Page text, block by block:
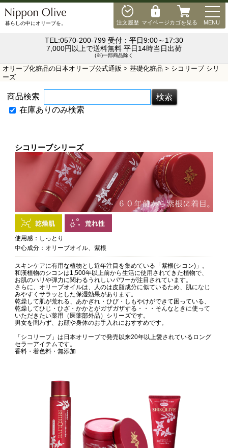
注文履歴 マイページカゴを見る MENU
暮らしの中にオリーブを。
TEL:0570-200-799 受付：平日9:00～17:30
7,000円以上で送料無料 平日14時当日出荷
(※)一部商品除く
オリーブ化粧品の日本オリーブ公式通販 > 基礎化粧品 > シコリーブ シリ
ーズ
商品検索
在庫ありのみ検索
シコリーブシリーズ
使用感：しっとり
中心成分：オリーブオイル、紫根
スキンケアに有用な植物とし近年注目を集めている「紫根(シコン)」。
和漢植物のシコンは1,500年以上前から生活に使用されてきた植物で、
お肌のハリや弾力に関わるうれしいパワーが注目されています。
さらに、オリーブオイルは、人のは皮脂成分に似ているため、肌になじ
みやすくサラッとした保湿効果があります。
乾燥して肌が荒れる、あかぎれ・ひび・しもやけができて困っている、
乾燥してひじ・ひざ・かかとがガザガザする・・・そんなときに使って
いただきたい薬用（医薬部外品）シリーズです。
男女を問わず、お顔や身体のお手入れにおすすめです。
「シコリーブ」は日本オリーブで発売以来20年以上愛されているロング
セラーアイテムです。
香料・着色料・無添加